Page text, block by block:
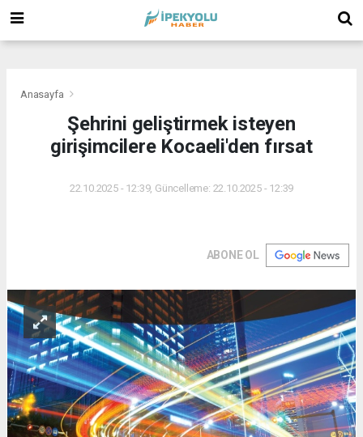
Anasayfa
Şehrini geliştirmek isteyen
girişimcilere Kocaeli'den fırsat
22.10.2025 - 12:39, Güncelleme: 22.10.2025 - 12:39
ABONE OL